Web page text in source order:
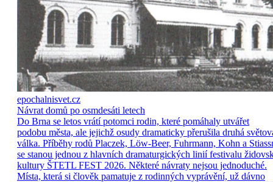
epochalnisvet.cz
Návrat domů po osmdesáti letech
Do Brna se letos vrátí potomci rodin, které pomáhaly utvářet
podobu města, ale jejichž osudy dramaticky přerušila druhá
válka. Příběhy rodů Placzek, Löw-Beer, Fuhrmann, Kohn a
se stanou jednou z hlavních dramaturgických linií festivalu
kultury ŠTETL FEST 2026. Některé návraty nejsou jednoduché.
Místa, která si člověk pamatuje z rodinných vyprávění, už dávno